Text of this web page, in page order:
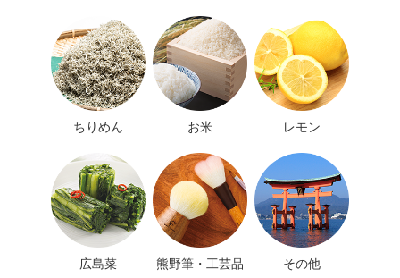
ちりめん お米 レモン
広島菜 熊野筆・工芸品 その他